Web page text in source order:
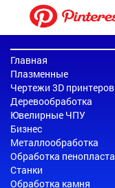
Главная
Плазменные
Чертежи 3D принтеров
Деревообработка
Ювелирные ЧПУ
Бизнес
Металлообработка
Обработка пенопласта
Станки
Обработка камня